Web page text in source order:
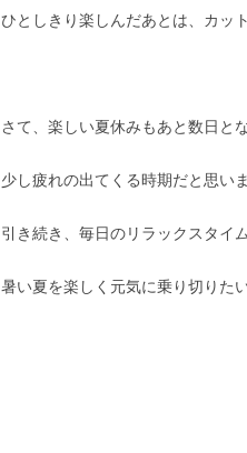
ひとしきり楽しんだあとは、カッ
さて、楽しい夏休みもあと数日と
少し疲れの出てくる時期だと思い
引き続き、毎日のリラックスタイム
暑い夏を楽しく元気に乗り切りた